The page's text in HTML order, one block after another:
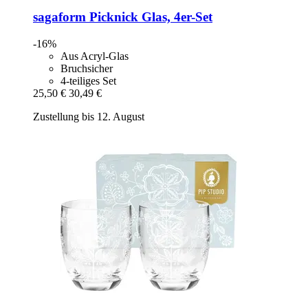
sagaform Picknick Glas, 4er-​Set
-16%
Aus Acryl-Glas
Bruchsicher
4-teiliges Set
25,50 € 30,49 €
Zustellung bis 12. August